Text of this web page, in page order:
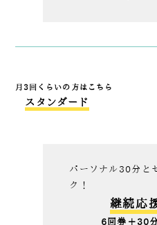
月3回くらいの方はこちら
スタンダード
パーソナル30分と
ク！
継続応
6回券＋30